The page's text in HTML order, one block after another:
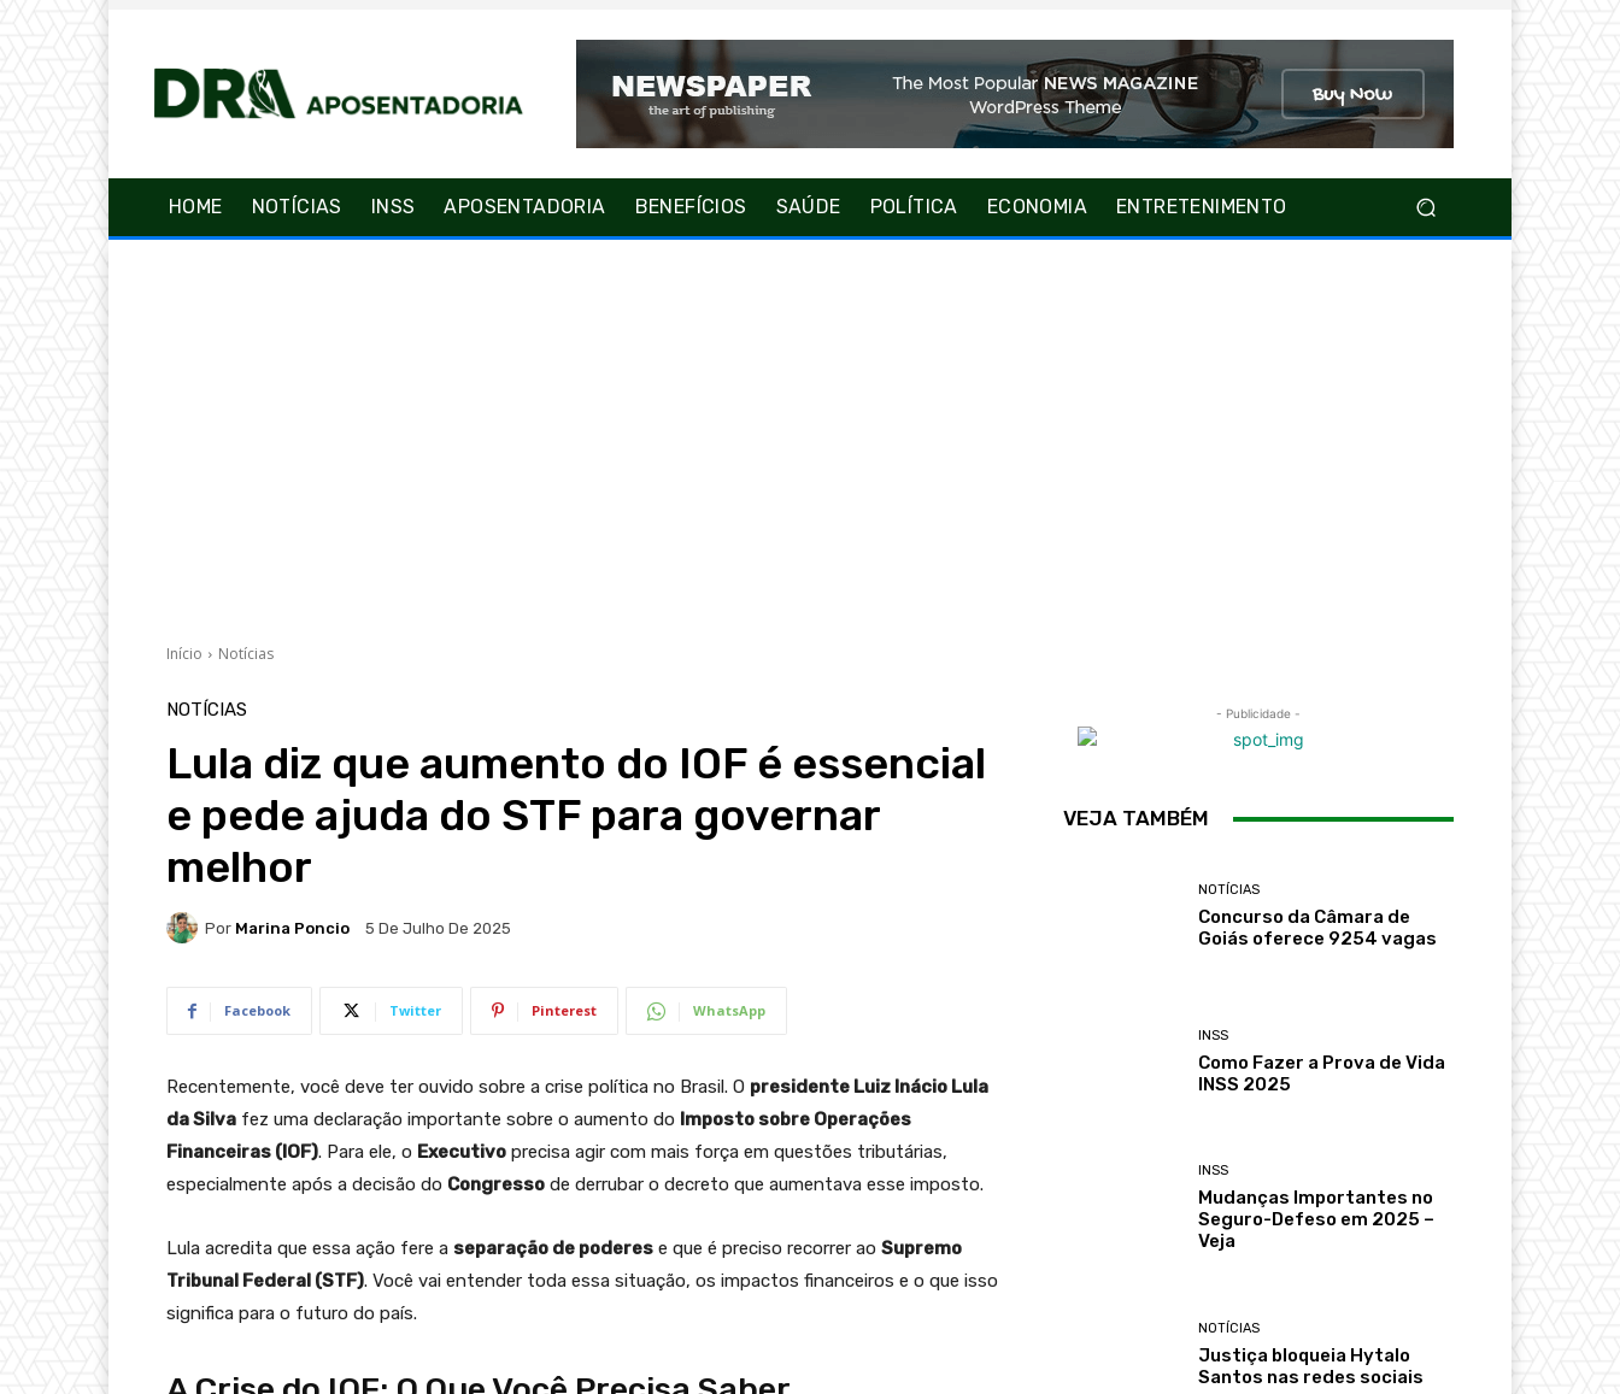
HOME NOTÍCIAS INSS APOSENTADORIA BENEFÍCIOS SAÚDE POLÍTICA ECONOMIA ENTRETENIMENTO
Início Notícias
NOTÍCIAS
Lula diz que aumento do IOF é essencial
e pede ajuda do STF para governar
melhor
Por Marina Poncio 5 De Julho De 2025
Facebook Twitter Pinterest WhatsApp
Recentemente, você deve ter ouvido sobre a crise política no Brasil. O presidente Luiz Inácio Lula
da Silva fez uma declaração importante sobre o aumento do Imposto sobre Operações
Financeiras (IOF). Para ele, o Executivo precisa agir com mais força em questões tributárias,
especialmente após a decisão do Congresso de derrubar o decreto que aumentava esse imposto.
Lula acredita que essa ação fere a separação de poderes e que é preciso recorrer ao Supremo
Tribunal Federal (STF). Você vai entender toda essa situação, os impactos financeiros e o que isso
significa para o futuro do país.
- Publicidade -
VEJA TAMBÉM
NOTÍCIAS
Concurso da Câmara de
Goiás oferece 9254 vagas
INSS
Como Fazer a Prova de Vida
INSS 2025
INSS
Mudanças Importantes no
Seguro-Defeso em 2025 –
Veja
NOTÍCIAS
Justiça bloqueia Hytalo
Santos nas redes sociais